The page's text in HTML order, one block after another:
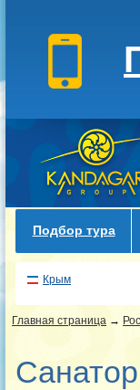
Подбор тура
Крым
Главная страница →